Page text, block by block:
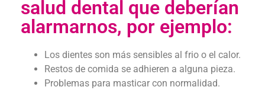
salud dental que deberían
alarmarnos, por ejemplo:
Los dientes son más sensibles al frio o el calor.
Restos de comida se adhieren a alguna pieza.
Problemas para masticar con normalidad.